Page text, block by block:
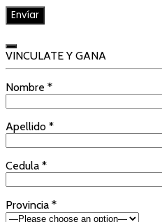
VINCULATE Y GANA
Nombre *
Apellido *
Cedula *
Provincia *